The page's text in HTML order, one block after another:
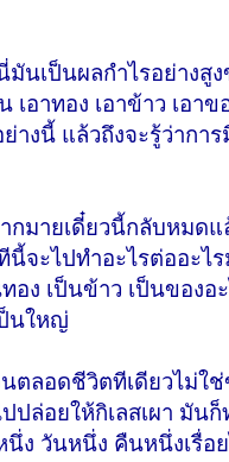
มันเป็นผลกำไรอย่าง
เอาทอง เอาข้าว เอา
ย่างนี้ แล้วถึงจะรู้ว่าก
มายเดี๋ยวนี้กลับหมด
จะไปทำอะไรต่ออะไ
ง เป็นข้าว เป็นของอ
ป็นใหญ่
ตลอดชีวิตทีเดียวไม่ใ
ปล่อยให้กิเลสเผา มัน
นึ่ง วันหนึ่ง คืนหนึ่งเรื่อ